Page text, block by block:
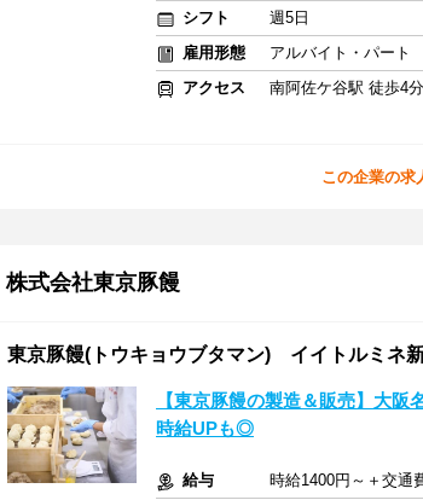
シフト
週5日
雇用形態
アルバイト・パート
アクセス
南阿佐ケ谷駅 徒歩4分
この企業の求
株式会社東京豚饅
東京豚饅(トウキョウブタマン) イイトルミネ
【東京豚饅の製造＆販売】大
時給UPも◎
給与
時給1400円～＋交通